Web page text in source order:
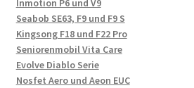
Inmotion P6 und V9
Seabob SE63, F9 und F9 S
Kingsong F18 und F22 Pro
Seniorenmobil Vita Care
Evolve Diablo Serie
Nosfet Aero und Aeon EUC